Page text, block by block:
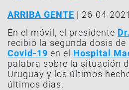
ARRIBA GENTE | 26-04-2021
En el móvil, el presidente
recibió la segunda dosis de
Covid-19 en el Hospital
palabra sobre la situación
Uruguay y los últimos
últimos días.